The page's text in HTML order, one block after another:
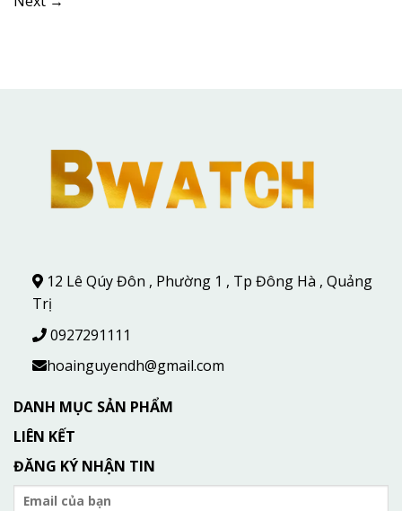
12 Lê Qúy Đôn , Phường 1 , Tp Đông Hà , Quảng
Trị
0927291111
hoainguyendh@gmail.com
DANH MỤC SẢN PHẨM
LIÊN KẾT
ĐĂNG KÝ NHẬN TIN